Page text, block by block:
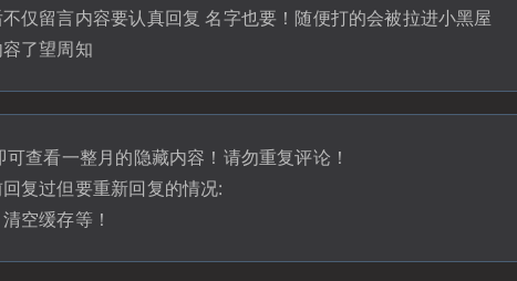
仅留言内容要认真回复 名字也要！随便打的会被拉进小黑屋
了望周知
查看一整月的隐藏内容！请勿重复评论！
复过但要重新回复的情况:
空缓存等！